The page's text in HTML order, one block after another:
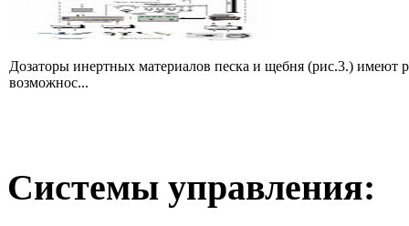
Дозаторы инертных материалов песка и щебня (рис.3.) имеют
возможнос...
Системы управления: